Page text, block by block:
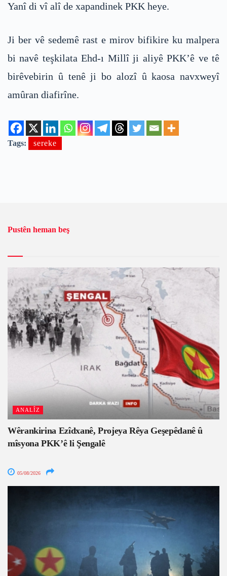
Yanî di vî alî de xapandinek PKK heye.
Ji ber vê sedemê rast e mirov bifikire ku malpera
bi navê teşkilata Ehd-ı Millî ji aliyê PKK’ê ve tê
birêvebirin û tenê ji bo alozî û kaosa navxweyî
amûran diafirîne.
Tags: sereke
Pustên heman beş
ANALÎZ
Wêrankirina Ezîdxanê, Projeya Rêya Geşepêdanê û
mîsyona PKK’ê li Şengalê
05/08/2026